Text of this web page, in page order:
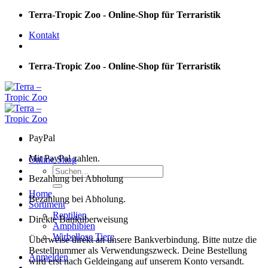
Skip
content
Terra-Tropic Zoo - Online-Shop für Terraristik
Kontakt
Terra-Tropic Zoo - Online-Shop für Terraristik
Online Shop
Suchen
nach:
Home
Sortiment
Reptilien
Amphibien
Wirbellose Tiere
Anmelden
PayPal
Mit PayPal zahlen.
Bezahlung bei Abholung
Bezahlung bei Abholung.
Direkte Banküberweisung
Überweise direkt an unsere Bankverbindung. Bitte nutze die
Bestellnummer als Verwendungszweck. Deine Bestellung
wird erst nach Geldeingang auf unserem Konto versandt.